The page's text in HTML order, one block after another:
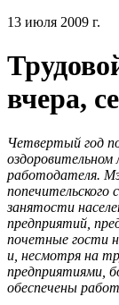
13 июля 2009 г.
вчера,
Четвертый год
оздоровительном
работодателя.
занятости
предприятий,
почетные гости
и, несмотря на
предприятиями,
обеспечены